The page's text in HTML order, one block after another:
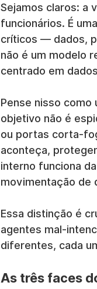
Sejamos claros: a
funcionários. É
críticos — dados,
não é um modelo
centrado em
Pense nisso
objetivo não é
ou portas corta-
aconteça,
interno funciona
movimentação de
Essa distinção é
agentes mal-
diferentes, cada
As três faces